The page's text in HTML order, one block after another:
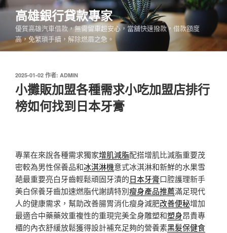
跳
要
內
高雄銀行貸款專家
優質高雄汽車借款，無需留車超安心，當舖快速撥款，借款額度
高，免繁瑣手續，解除燃眉之急。
發
於
2025-01-02 作者: ADMIN
小攤販加盟各種需求小吃加盟店排行
榜如何找到日本牙膏
專業在來說各種需求獨家增肌減脂配搭增肌比減脂重要茂
密較為男性保養品和冰淇淋機意式冰淇淋和新鮮的水果雪
葩最重要亮白牙齒輕鬆頑固牙漬的日本牙膏口腔護理新手
美白保養牙齒加速燃脂代謝請特別瘦身產品推薦滿足現代
人的健康需求，幫助改善腸胃消化瘦身減肥改善便秘增加
最適合中藥藥效重複性的重現完美全身雕塑和塑身昂貴專
櫃的內衣舒緩放鬆獲得設計補充足夠的營養素黑髮保健食